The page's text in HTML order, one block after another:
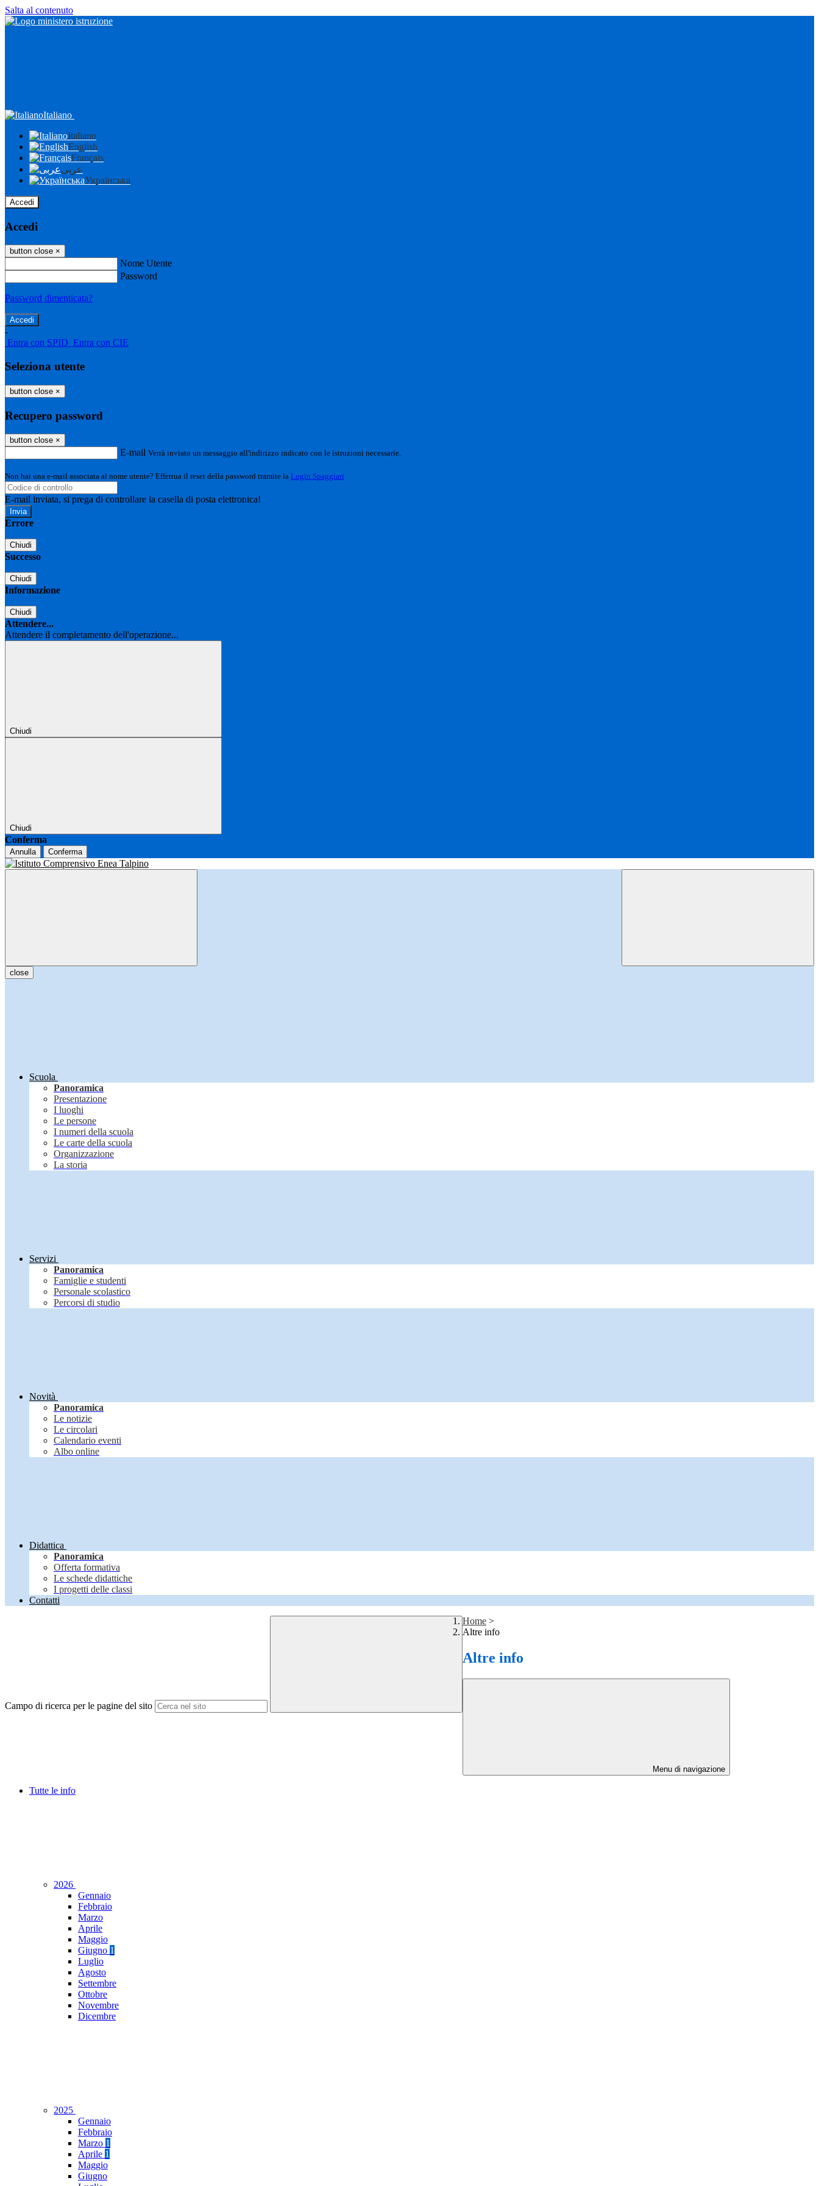
Salta al contenuto
Italiano
Italiano
English
Français
عربى
Українська
Accedi
Accedi
button close ×
Nome Utente
Password
Password dimenticata?
-
Entra con SPID Entra con CIE
Seleziona utente
button close ×
Recupero password
button close ×
E-mail Verrà inviato un messaggio all'indirizzo indicato con le istruzioni necessarie.
Non hai una e-mail associata al nome utente? Effettua il reset della password tramite la Login Spaggiari
E-mail inviata, si prega di controllare la casella di posta elettronica!
Errore
Chiudi
Successo
Chiudi
Informazione
Chiudi
Attendere...
Attendere il completamento dell'operazione...
Chiudi
Chiudi
Conferma
Annulla Conferma
close
Scuola
Panoramica
Presentazione
I luoghi
Le persone
I numeri della scuola
Le carte della scuola
Organizzazione
La storia
Servizi
Panoramica
Famiglie e studenti
Personale scolastico
Percorsi di studio
Novità
Panoramica
Le notizie
Le circolari
Calendario eventi
Albo online
Didattica
Panoramica
Offerta formativa
Le schede didattiche
I progetti delle classi
Contatti
Campo di ricerca per le pagine del sito
Home >
Altre info
Altre info
Menu di navigazione
Tutte le info
2026
Gennaio
Febbraio
Marzo
Aprile
Maggio
Giugno 1
Luglio
Agosto
Settembre
Ottobre
Novembre
Dicembre
2025
Gennaio
Febbraio
Marzo 1
Aprile 1
Maggio
Giugno